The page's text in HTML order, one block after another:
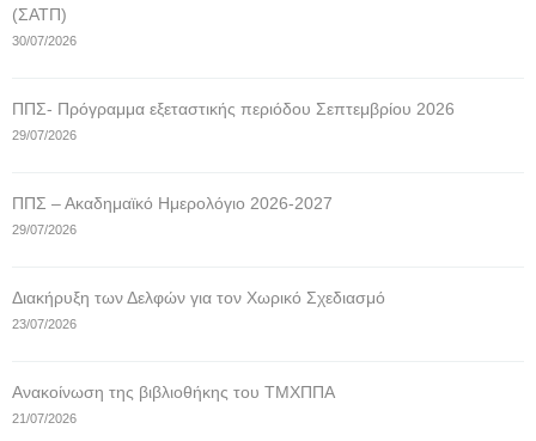
(ΣΑΤΠ)
30/07/2026
ΠΠΣ- Πρόγραμμα εξεταστικής περιόδου Σεπτεμβρίου 2026
29/07/2026
ΠΠΣ – Ακαδημαϊκό Ημερολόγιο 2026-2027
29/07/2026
Διακήρυξη των Δελφών για τον Χωρικό Σχεδιασμό
23/07/2026
Ανακοίνωση της βιβλιοθήκης του ΤΜΧΠΠΑ
21/07/2026